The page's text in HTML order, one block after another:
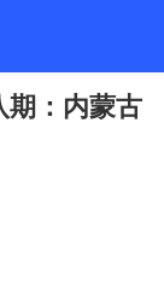
期：内蒙古